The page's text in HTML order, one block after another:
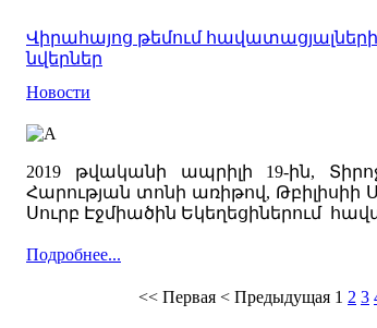
Վիրահայոց թեմում
նվերներ
Новости
2019 թվականի ապրիլի 19-ին,
Հարության տոնի առիթով,
Սուրբ Էջմիածին Եկեղեցիներում
Подробнее...
<< Первая < Предыдущая 1 2 3